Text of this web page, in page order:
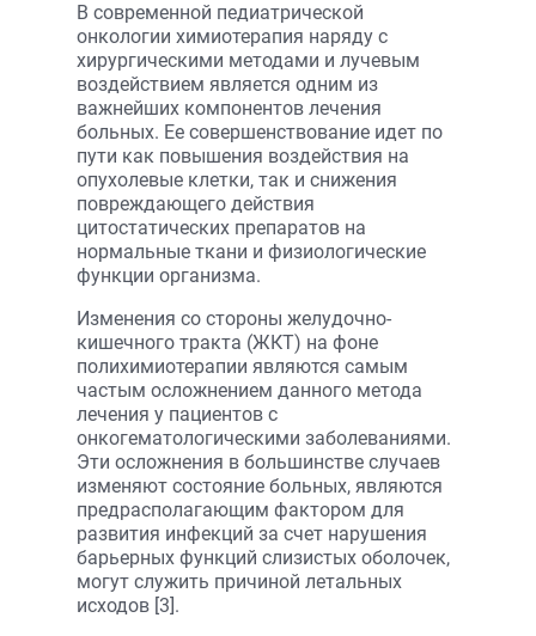
В современной педиатрической
онкологии химиотерапия наряду с
хирургическими методами и лучевым
воздействием является одним из
важнейших компонентов лечения
больных. Ее совершенствование идет по
пути как повышения воздействия на
опухолевые клетки, так и снижения
повреждающего действия
цитостатических препаратов на
нормальные ткани и физиологические
функции организма.
Изменения со стороны желудочно-
кишечного тракта (ЖКТ) на фоне
полихимиотерапии являются самым
частым осложнением данного метода
лечения у пациентов с
онкогематологическими заболеваниями.
Эти осложнения в большинстве случаев
изменяют состояние больных, являются
предрасполагающим фактором для
развития инфекций за счет нарушения
барьерных функций слизистых оболочек,
могут служить причиной летальных
исходов [3].